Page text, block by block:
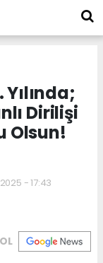
Dirilişi
Olsun!
- 17:43